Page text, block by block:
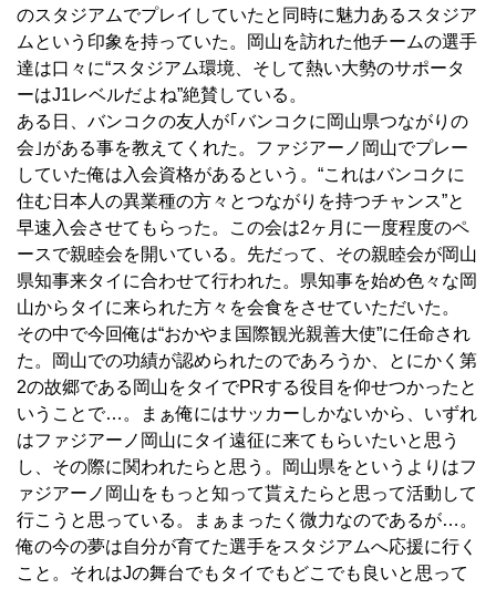
のスタジアムでプレイしていたと同時に魅力あるスタジア
ムという印象を持っていた。岡山を訪れた他チームの選手
達は口々に“スタジアム環境、そして熱い大勢のサポータ
ーはJ1レベルだよね”絶賛している。
ある日、バンコクの友人が｢バンコクに岡山県つながりの
会｣がある事を教えてくれた。ファジアーノ岡山でプレー
していた俺は入会資格があるという。“これはバンコクに
住む日本人の異業種の方々とつながりを持つチャンス”と
早速入会させてもらった。この会は2ヶ月に一度程度のペ
ースで親睦会を開いている。先だって、その親睦会が岡山
県知事来タイに合わせて行われた。県知事を始め色々な岡
山からタイに来られた方々を会食をさせていただいた。
その中で今回俺は“おかやま国際観光親善大使”に任命され
た。岡山での功績が認められたのであろうか、とにかく第
2の故郷である岡山をタイでPRする役目を仰せつかったと
いうことで…。まぁ俺にはサッカーしかないから、いずれ
はファジアーノ岡山にタイ遠征に来てもらいたいと思う
し、その際に関われたらと思う。岡山県をというよりはフ
ァジアーノ岡山をもっと知って貰えたらと思って活動して
行こうと思っている。まぁまったく微力なのであるが…。
俺の今の夢は自分が育てた選手をスタジアムへ応援に行く
こと。それはJの舞台でもタイでもどこでも良いと思って